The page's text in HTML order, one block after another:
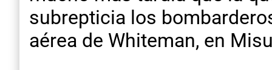
subrepticia los
aérea de Whiteman, en